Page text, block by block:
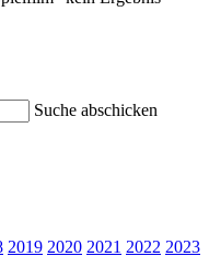
Suche abschicken
2019 2020 2021 2022 2023